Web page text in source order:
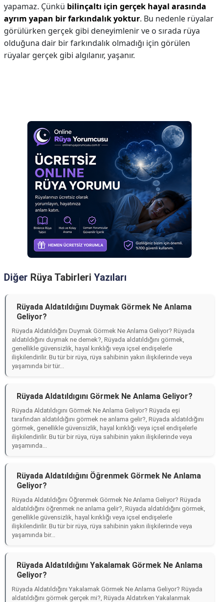
yapamaz. Çünkü bilinçaltı için gerçek hayal arasında
ayrım yapan bir farkındalık yoktur. Bu nedenle rüyalar
görülürken gerçek gibi deneyimlenir ve o sırada rüya
olduğuna dair bir farkındalık olmadığı için görülen
rüyalar gerçek gibi algılanır, yaşanır.
Diğer Rüya Tabirleri Yazıları
Rüyada Aldatıldığını Duymak Görmek Ne Anlama
Geliyor?
Rüyada Aldatıldığını Duymak Görmek Ne Anlama Geliyor? Rüyada
aldatıldığını duymak ne demek?, Rüyada aldatıldığını görmek,
genellikle güvensizlik, hayal kırıklığı veya içsel endişelerle
ilişkilendirilir. Bu tür bir rüya, rüya sahibinin yakın ilişkilerinde veya
yaşamında bir tür...
Rüyada Aldatıldıgını Görmek Ne Anlama Geliyor?
Rüyada Aldatıldıgını Görmek Ne Anlama Geliyor? Rüyada eşi
tarafından aldatıldığını görmek ne anlama gelir?, Rüyada aldatıldığını
görmek, genellikle güvensizlik, hayal kırıklığı veya içsel endişelerle
ilişkilendirilir. Bu tür bir rüya, rüya sahibinin yakın ilişkilerinde veya
yaşamında...
Rüyada Aldatıldığını Öğrenmek Görmek Ne Anlama
Geliyor?
Rüyada Aldatıldığını Öğrenmek Görmek Ne Anlama Geliyor? Rüyada
aldatıldığını öğrenmek ne anlama gelir?, Rüyada aldatıldığını görmek,
genellikle güvensizlik, hayal kırıklığı veya içsel endişelerle
ilişkilendirilir. Bu tür bir rüya, rüya sahibinin yakın ilişkilerinde veya
yaşamında bir...
Rüyada Aldatıldığını Yakalamak Görmek Ne Anlama
Geliyor?
Rüyada Aldatıldığını Yakalamak Görmek Ne Anlama Geliyor? Rüyada
aldatıldığını görmek gerçek mi?, Rüyada Aldatırken Yakalanmak